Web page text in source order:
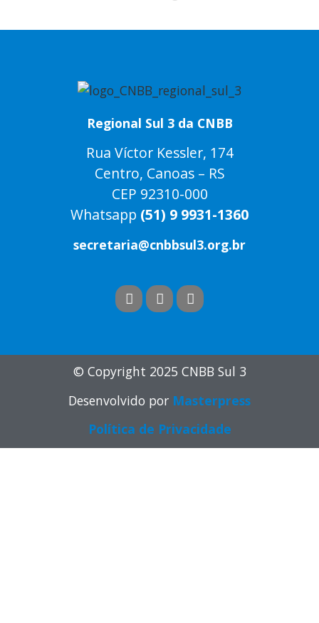
Regional Sul 3 da CNBB
Rua Víctor Kessler, 174
Centro, Canoas – RS
CEP 92310-000
Whatsapp (51) 9 9931-1360
secretaria@cnbbsul3.org.br
© Copyright 2025 CNBB Sul 3
Desenvolvido por Masterpress
Política de Privacidade